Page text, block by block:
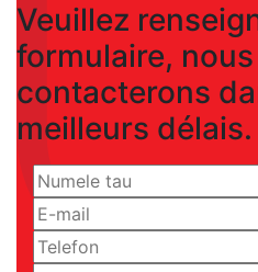
Veuillez
formulaire,
contacterons
meilleurs délais.